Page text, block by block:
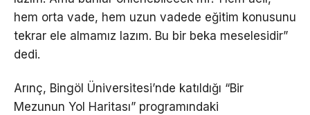
hem orta vade, hem uzun vadede eğitim konusunu
tekrar ele almamız lazım. Bu bir beka meselesidir”
dedi.
Arınç, Bingöl Üniversitesi’nde katıldığı “Bir
Mezunun Yol Haritası” programındaki